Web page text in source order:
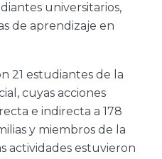
universitarios,
de aprendizaje en
21 estudiantes de la
cuyas acciones
e indirecta a 178
y miembros de la
actividades estuvieron